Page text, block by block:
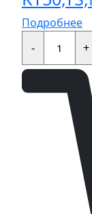
Подробнее
-
Кнопка
стартера
quantity
+